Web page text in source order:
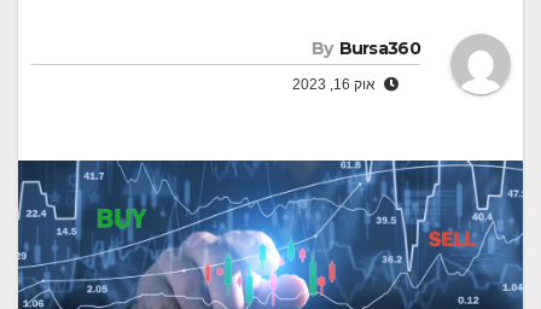
By Bursa360
אוק 16, 2023